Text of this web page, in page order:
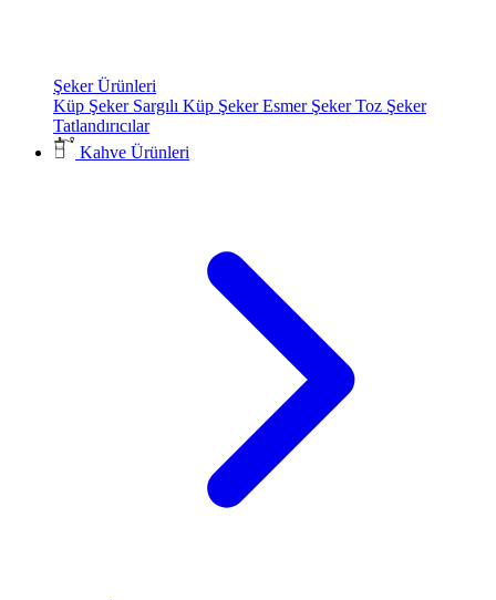
Şeker Ürünleri
Küp Şeker Sargılı Küp ŞekerEsmer ŞekerToz Şeker
Tatlandırıcılar
Kahve Ürünleri